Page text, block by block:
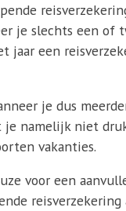
je slechts een of
een
je dus
je namelijk niet
vakanties.
voor een